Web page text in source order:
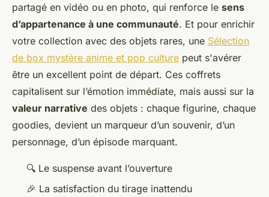
partagé en vidéo ou en photo, qui renforce le sens
d’appartenance à une communauté. Et pour enrichir
votre collection avec des objets rares, une Sélection
de box mystère anime et pop culture peut s'avérer
être un excellent point de départ. Ces coffrets
capitalisent sur l’émotion immédiate, mais aussi sur la
valeur narrative des objets : chaque figurine, chaque
goodies, devient un marqueur d’un souvenir, d’un
personnage, d’un épisode marquant.
🔍 Le suspense avant l’ouverture
🎉 La satisfaction du tirage inattendu